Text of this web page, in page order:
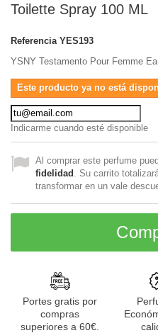
Toilette Spray 100 ML
Referencia YES193
YSNY Testamento Pour Femme
Este producto ya no está
Indicarme cuando esté disponible
Al comprar este perfume
fidelidad . Su carrito
transformar en un vale
Portes gratis por
compras
superiores a 60€.